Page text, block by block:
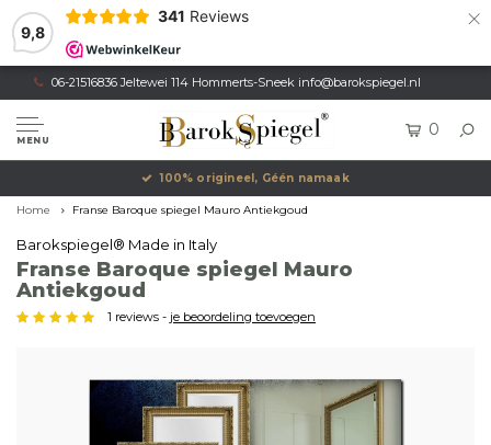
9,8
341 Reviews ×
06-21516836 Jeltewei 114 Hommerts-Sneek info@barokspiegel.nl
MENU
0
100% origineel, Géén namaak
Home Franse Baroque spiegel Mauro Antiekgoud
Barokspiegel® Made in Italy
Franse Baroque spiegel Mauro
Antiekgoud
1 reviews - je beoordeling toevoegen